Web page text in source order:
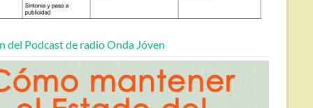
del Podcast de radio Onda Jóven